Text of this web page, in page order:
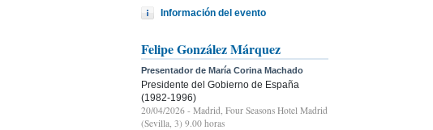
Información del evento
Felipe González Márquez
Presentador de María Corina Machado
Presidente del Gobierno de España
(1982-1996)
20/04/2026 - Madrid, Four Seasons Hotel Madrid
(Sevilla, 3) 9.00 horas